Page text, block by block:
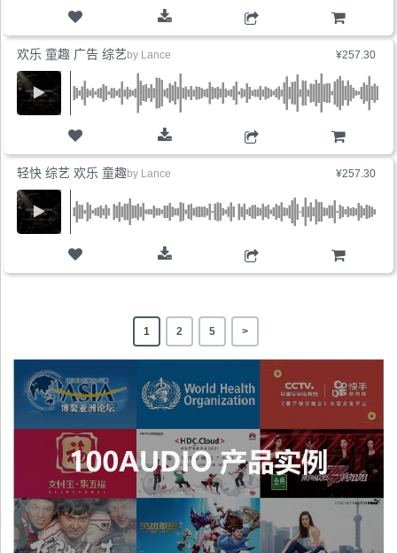
购物车
¥257.30
购物车
欢乐 童趣 广告 综艺 by Lance
¥257.30
购物车
轻快 综艺 欢乐 童趣by Lance
1 2 5 >